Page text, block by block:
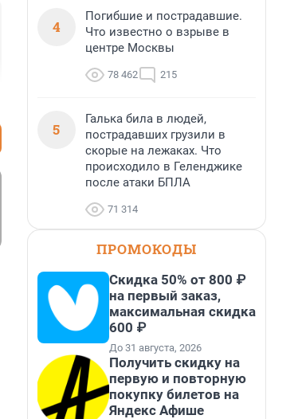
4
Погибшие и пострадавшие.
Что известно о взрыве в
центре Москвы
78 462 215
5
Галька била в людей,
пострадавших грузили в
скорые на лежаках. Что
происходило в Геленджике
после атаки БПЛА
71 314
ПРОМОКОДЫ
Скидка 50% от 800 ₽
на первый заказ,
максимальная скидка
600 ₽
До 31 августа, 2026
Получить скидку на
первую и повторную
покупку билетов на
Яндекс Афише